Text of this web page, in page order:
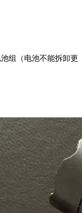
组（电池不能拆卸更